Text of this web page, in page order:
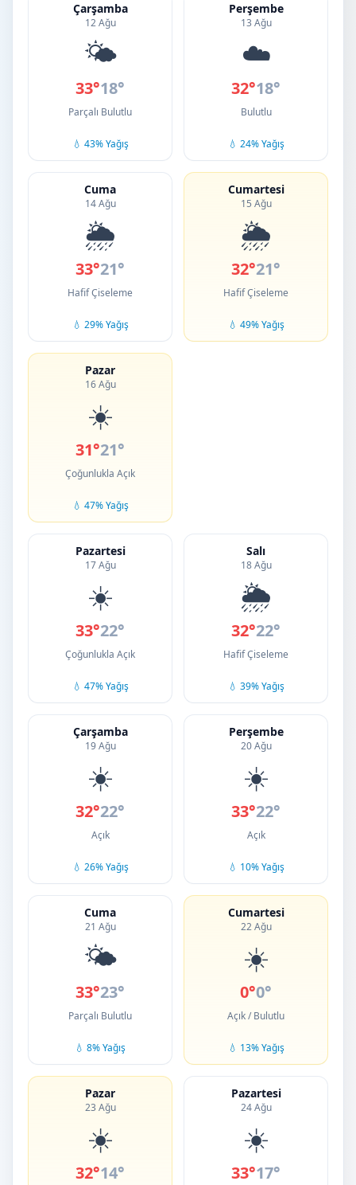
Çarşamba
12 Ağu
🌤️
33°18°
Parçalı Bulutlu
💧 43% Yağış
Perşembe
13 Ağu
☁️
32°18°
Bulutlu
💧 24% Yağış
Cuma
14 Ağu
🌦️
33°21°
Hafif Çiseleme
💧 29% Yağış
Cumartesi
15 Ağu
🌦️
32°21°
Hafif Çiseleme
💧 49% Yağış
Pazar
16 Ağu
☀️
31°21°
Çoğunlukla Açık
💧 47% Yağış
Pazartesi
17 Ağu
☀️
33°22°
Çoğunlukla Açık
💧 47% Yağış
Salı
18 Ağu
🌦️
32°22°
Hafif Çiseleme
💧 39% Yağış
Çarşamba
19 Ağu
☀️
32°22°
Açık
💧 26% Yağış
Perşembe
20 Ağu
☀️
33°22°
Açık
💧 10% Yağış
Cuma
21 Ağu
🌤️
33°23°
Parçalı Bulutlu
💧 8% Yağış
Cumartesi
22 Ağu
☀️
0°0°
Açık / Bulutlu
💧 13% Yağış
Pazar
23 Ağu
☀️
32°14°
Pazartesi
24 Ağu
☀️
33°17°